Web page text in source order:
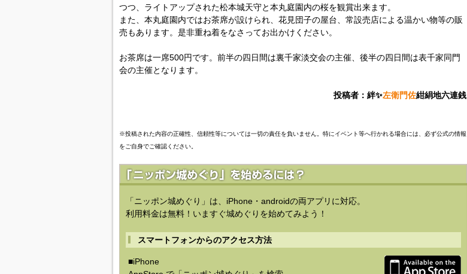
つつ、ライトアップされた松本城天守と本丸庭園内の桜を観賞出来ます。
また、本丸庭園内ではお茶席が設けられ、花見団子の屋台、常設売店による温かい物等の販
売もあります。是非重ね着をなさってお出かけください。
お茶席は一席500円です。前半の四日間は裏千家淡交会の主催、後半の四日間は表千家同門
会の主催となります。
投稿者：絆✨左衛門佐紺絹地六連銭
※投稿された内容の正確性、信頼性等については一切の責任を負いません。特にイベント等へ行かれる場合には、必ず公式の情報
をご自身でご確認ください。
「ニッポン城めぐり」は、iPhone・androidの両アプリに対応。
利用料金は無料！いますぐ城めぐりを始めてみよう！
スマートフォンからのアクセス方法
■iPhone